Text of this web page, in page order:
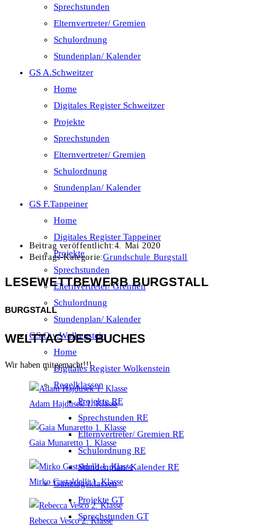
Sprechstunden
Elternvertreter/ Gremien
Schulordnung
Stundenplan/ Kalender
GS A.Schweitzer
Home
Digitales Register Schweitzer
Projekte
Sprechstunden
Elternvertreter/ Gremien
Schulordnung
Stundenplan/ Kalender
GS F.Tappeiner
Home
Digitales Register Tappeiner
Projekte
Sprechstunden
Elternvertreter/ Gremien
Schulordnung
Stundenplan/ Kalender
GS O.v.Wolkenstein
Home
Digitales Register Wolkenstein
Regelklassen
Projekte RE
Sprechstunden RE
Elternvertreter/ Gremien RE
Schulordnung RE
Stundenplan/ Kalender RE
Ganztagsklassen
Projekte GT
Sprechstunden GT
Beitrag veröffentlicht:4. Mai 2020
Beitrags-Kategorie:Grundschule Burgstall
LESEWETTBEWERB BURGSTALL
BURGSTALL
WELTTAG DES BUCHES
Wir haben mitgemacht!!!
Adam Hajdusek 1. Klasse
Gaia Munaretto 1. Klasse
Mirko Gastaldelli 1. Klasse
Rebecca Vesco 2. Klasse